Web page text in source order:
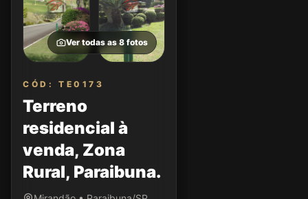
Ver todas as8 fotos
CÓD: TE0173
Terreno
residencial à
venda, Zona
Rural, Paraibuna.